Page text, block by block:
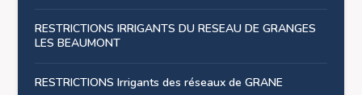
RESTRICTIONS IRRIGANTS DU RESEAU DE GRANGES
LES BEAUMONT
RESTRICTIONS Irrigants des réseaux de GRANE